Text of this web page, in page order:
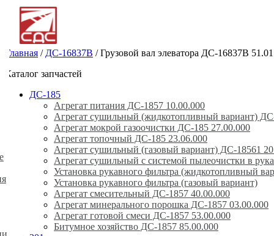
Главная / ДС-16837В /Грузовой вал элеватора ДС-16837В
Каталог запчастей
ДС-185
Агрегат питания ДС-1857 10.00.000
Агрегат сушильный (жидкотопливный вариант)
Агрегат мокрой газоочистки ДС-185 27.00.000
Агрегат топочный ДС-185 23.06.000
Агрегат сушильный (газовый вариант) ДС-18561
Агрегат сушильный с системой пылеочистки в
Установка рукавного фильтра (жидкотопливный
Установка рукавного фильтра (газовый вариант)
Агрегат смесительный ДС-1857 40.00.000
Агрегат минерального порошка ДС-1857 03.00.000
Агрегат готовой смеси ДС-1857 53.00.000
Битумное хозяйство ДС-1857 85.00.000